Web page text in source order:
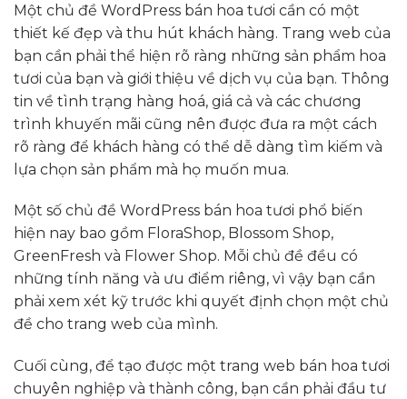
Một chủ đề WordPress bán hoa tươi cần có một
thiết kế đẹp và thu hút khách hàng. Trang web của
bạn cần phải thể hiện rõ ràng những sản phẩm hoa
tươi của bạn và giới thiệu về dịch vụ của bạn. Thông
tin về tình trạng hàng hoá, giá cả và các chương
trình khuyến mãi cũng nên được đưa ra một cách
rõ ràng để khách hàng có thể dễ dàng tìm kiếm và
lựa chọn sản phẩm mà họ muốn mua.
Một số chủ đề WordPress bán hoa tươi phổ biến
hiện nay bao gồm FloraShop, Blossom Shop,
GreenFresh và Flower Shop. Mỗi chủ đề đều có
những tính năng và ưu điểm riêng, vì vậy bạn cần
phải xem xét kỹ trước khi quyết định chọn một chủ
đề cho trang web của mình.
Cuối cùng, để tạo được một trang web bán hoa tươi
chuyên nghiệp và thành công, bạn cần phải đầu tư